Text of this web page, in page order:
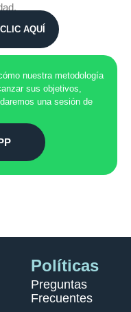
AQUÍ
nuestra metodología
sus objetivos,
una sesión de
Políticas
Preguntas
Frecuentes